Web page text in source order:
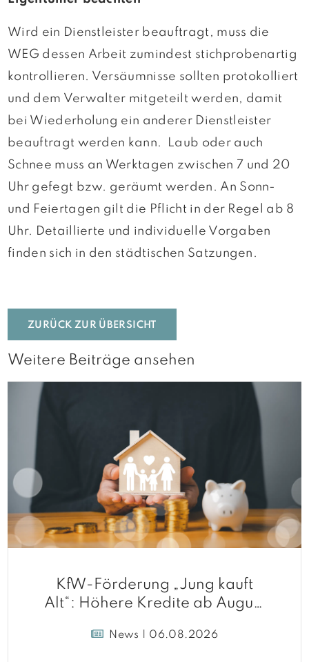
Wird ein Dienstleister beauftragt, muss die
WEG dessen Arbeit zumindest stichprobenartig
kontrollieren. Versäumnisse sollten protokolliert
und dem Verwalter mitgeteilt werden, damit
bei Wiederholung ein anderer Dienstleister
beauftragt werden kann. Laub oder auch
Schnee muss an Werktagen zwischen 7 und 20
Uhr gefegt bzw. geräumt werden. An Sonn-
und Feiertagen gilt die Pflicht in der Regel ab 8
Uhr. Detaillierte und individuelle Vorgaben
finden sich in den städtischen Satzungen.
ZURÜCK ZUR ÜBERSICHT
Weitere Beiträge ansehen
KfW-Förderung „Jung kauft
Alt“: Höhere Kredite ab August
News | 06.08.2026